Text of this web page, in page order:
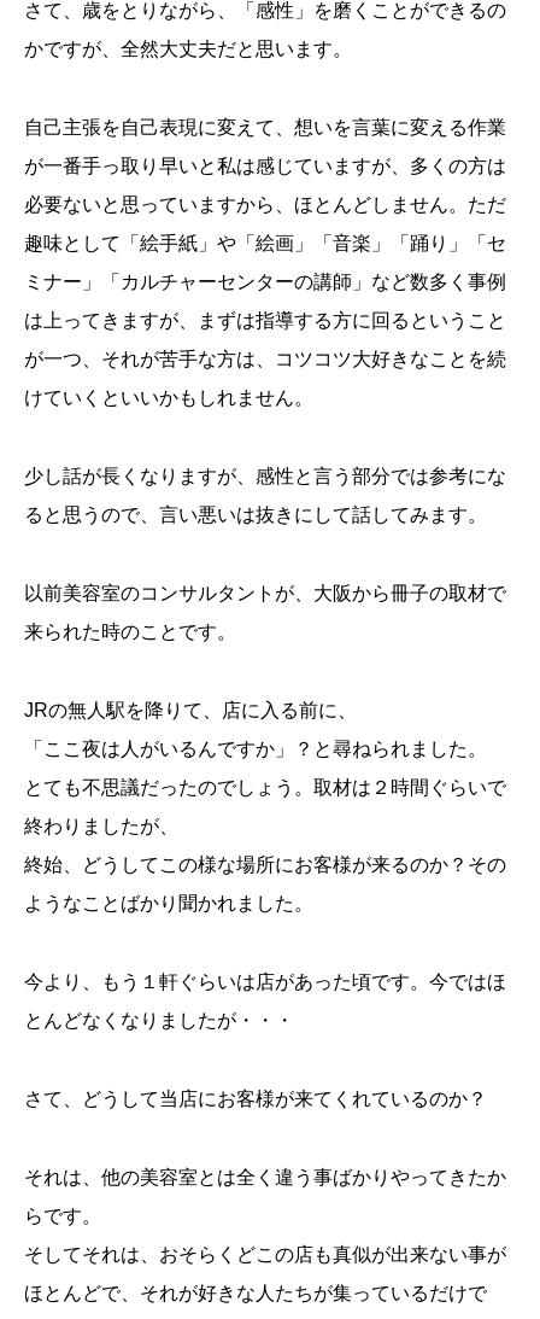
さて、歳をとりながら、「感性」を磨くことができるの
かですが、全然大丈夫だと思います。
自己主張を自己表現に変えて、想いを言葉に変える作業
が一番手っ取り早いと私は感じていますが、多くの方は
必要ないと思っていますから、ほとんどしません。ただ
趣味として「絵手紙」や「絵画」「音楽」「踊り」「セ
ミナー」「カルチャーセンターの講師」など数多く事例
は上ってきますが、まずは指導する方に回るということ
が一つ、それが苦手な方は、コツコツ大好きなことを続
けていくといいかもしれません。
少し話が長くなりますが、感性と言う部分では参考にな
ると思うので、言い悪いは抜きにして話してみます。
以前美容室のコンサルタントが、大阪から冊子の取材で
来られた時のことです。
JRの無人駅を降りて、店に入る前に、
「ここ夜は人がいるんですか」？と尋ねられました。
とても不思議だったのでしょう。取材は２時間ぐらいで
終わりましたが、
終始、どうしてこの様な場所にお客様が来るのか？その
ようなことばかり聞かれました。
今より、もう１軒ぐらいは店があった頃です。今ではほ
とんどなくなりましたが・・・
さて、どうして当店にお客様が来てくれているのか？
それは、他の美容室とは全く違う事ばかりやってきたか
らです。
そしてそれは、おそらくどこの店も真似が出来ない事が
ほとんどで、それが好きな人たちが集っているだけで